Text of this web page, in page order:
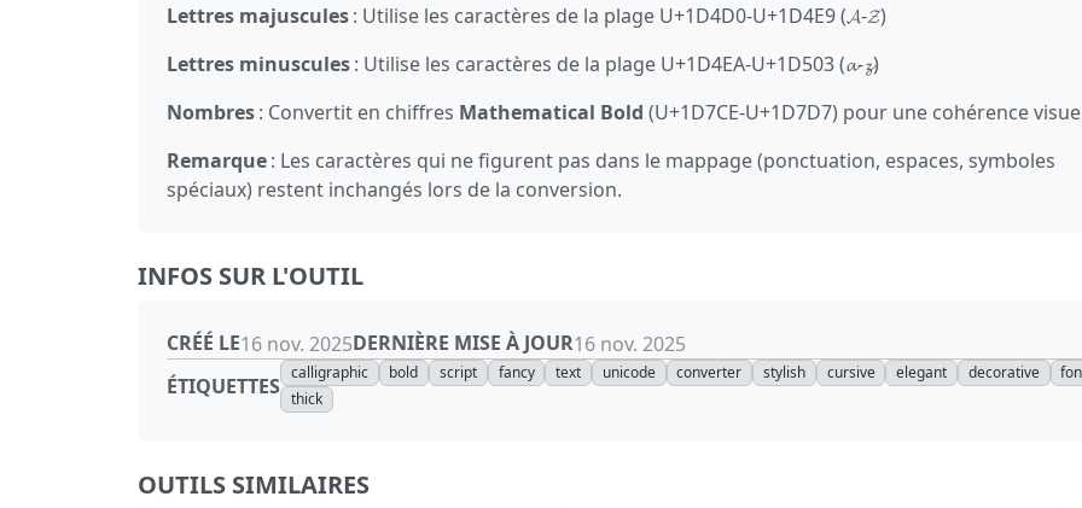
Lettres majuscules: Utilise les caractères de la plage U+1D4D0‑U+1D4E9 (𝓐‑𝓩)
Lettres minuscules: Utilise les caractères de la plage U+1D4EA‑U+1D503 (𝓪‑𝔃)
Nombres: Convertit en chiffres Mathematical Bold (U+1D7CE‑U+1D7D7) pour une cohérence
Remarque: Les caractères qui ne figurent pas dans le mappage (ponctuation, espaces, symboles
spéciaux) restent inchangés lors de la conversion.
INFOS SUR L'OUTIL
CRÉÉ LE16 nov. 2025DERNIÈRE MISE À JOUR16 nov. 2025
ÉTIQUETTES
calligraphic bold script fancy text unicode converter stylish cursive elegant decorative
thick
OUTILS SIMILAIRES